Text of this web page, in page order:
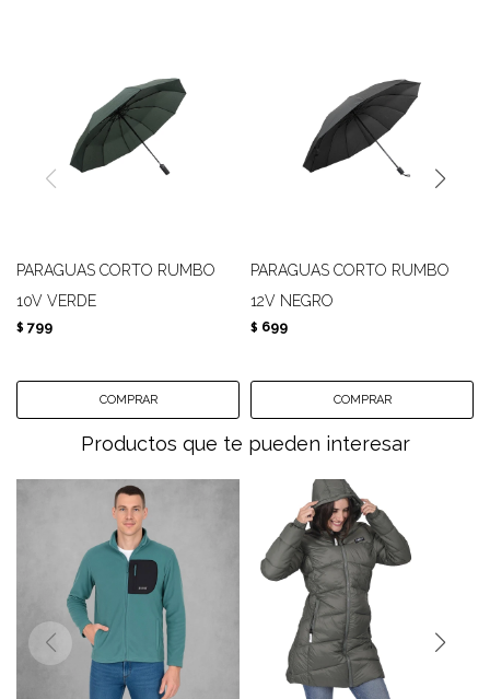
PARAGUAS CORTO RUMBO
10V VERDE
$ 799
PARAGUAS CORTO RUMBO
12V NEGRO
$ 699
Productos que te pueden interesar